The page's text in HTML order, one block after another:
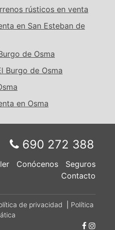
rústicos en venta
en San Esteban de
de Osma
Burgo de Osma
en Osma
690 272 388
Conócenos
Seguros
Contacto
de privacidad
Política